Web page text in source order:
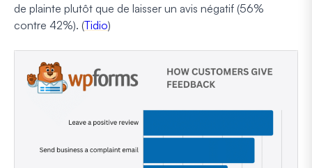
de plainte plutôt que de laisser un avis négatif (56%
contre 42%). (Tidio)